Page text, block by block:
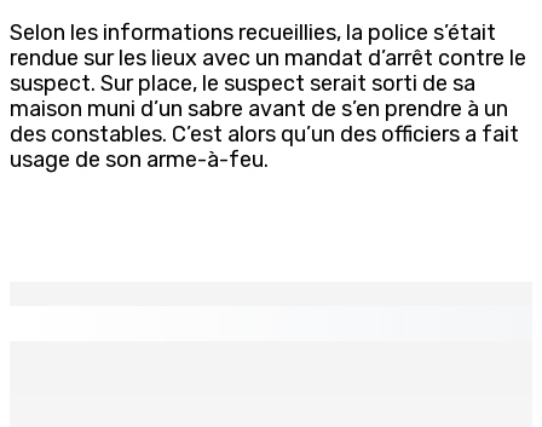
Selon les informations recueillies, la police s’était
rendue sur les lieux avec un mandat d’arrêt contre le
suspect. Sur place, le suspect serait sorti de sa
maison muni d’un sabre avant de s’en prendre à un
des constables. C’est alors qu’un des officiers a fait
usage de son arme-à-feu.